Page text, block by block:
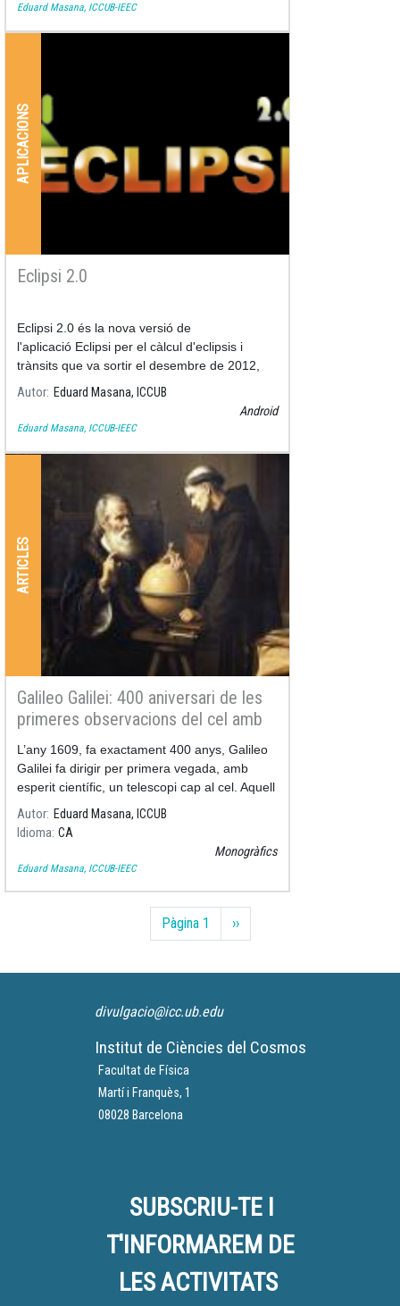
Eduard Masana, ICCUB-IEEC
APLICACIONS
Eclipsi 2.0
Eclipsi 2.0 és la nova versió de
l'aplicació Eclipsi per el càlcul d'eclipsis i
trànsits que va sortir el desembre de 2012,
millorada amb un munt de característiques
Autor Eduard Masana, ICCUB
Android
Eduard Masana, ICCUB-IEEC
ARTICLES
Galileo Galilei: 400 aniversari de les
primeres observacions del cel amb
telescopi
L’any 1609, fa exactament 400 anys, Galileo
Galilei fa dirigir per primera vegada, amb
esperit científic, un telescopi cap al cel. Aquell
esdeveniment va suposar l'inici de
l’astronomia moderna i va revolucionar
completament el nostre concepte d’Univers i
del nostre lloc dins d’ell. Però Galileo no és
Autor Eduard Masana, ICCUB
Idioma CA
Monogràfics
Eduard Masana, ICCUB-IEEC
Pàgina 1
Pàgina
següent
››
divulgacio@icc.ub.edu
Institut de Ciències del Cosmos
Facultat de Física
Martí i Franquès, 1
08028 Barcelona
SUBSCRIU-TE I
T'INFORMAREM DE
LES ACTIVITATS